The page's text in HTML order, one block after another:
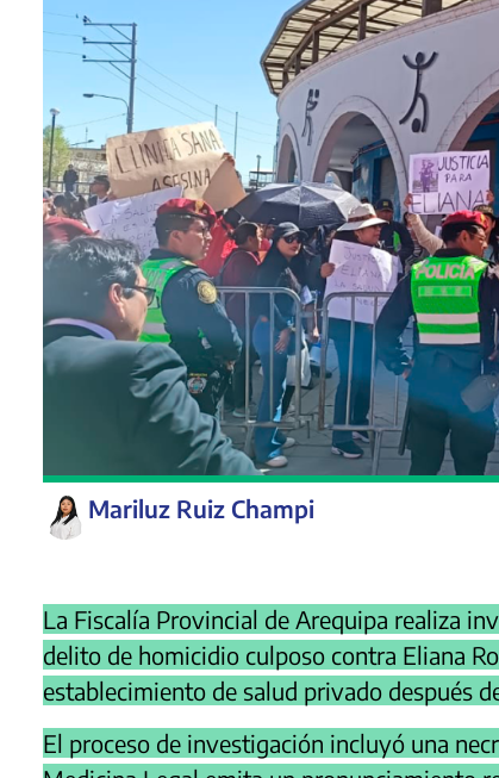
Mariluz Ruiz Champi
La Fiscalía Provincial de Arequipa realiza
delito de homicidio culposo contra Eliana
establecimiento de salud privado después
El proceso de investigación incluyó una